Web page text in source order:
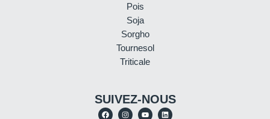
Pois
Soja
Sorgho
Tournesol
Triticale
SUIVEZ-NOUS